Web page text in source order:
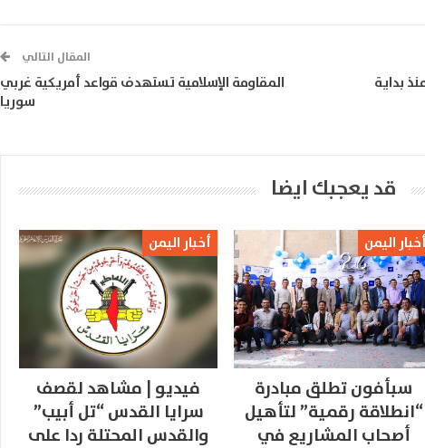
بداية
المقال التالي
المقاومة الإسلامية تستهدف قواعد أمريكية غربي
سوريا
قد يعجبك ايضا
أخبار اليمن
سبأفون تطلق مبادرة
“انطلاقة رقمية” لتأهيل
أصحاب المشاريع في
أخبار اليمن
فيديو | مشاهد لقصف
سرايا القدس “تل أبيب”
والقدس المحتلة ردا على